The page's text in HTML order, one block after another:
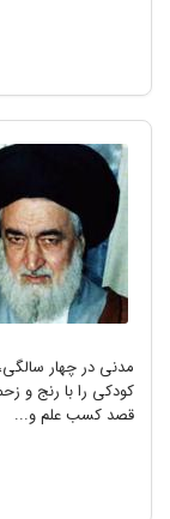
کودکی را با رنج و
قصد کسب علم و...